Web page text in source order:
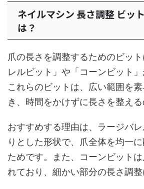
ネイルマシン 長さ調整 ビッ
は？
爪の長さを調整するためのビッ
レルビット」や「コーンビット」
これらのビットは、広い範囲を
き、時間をかけずに長さを整える
おすすめする理由は、ラージバ
りとした形状で、爪全体を均一
ためです。また、コーンビット
れており、細かい部分の長さ調整